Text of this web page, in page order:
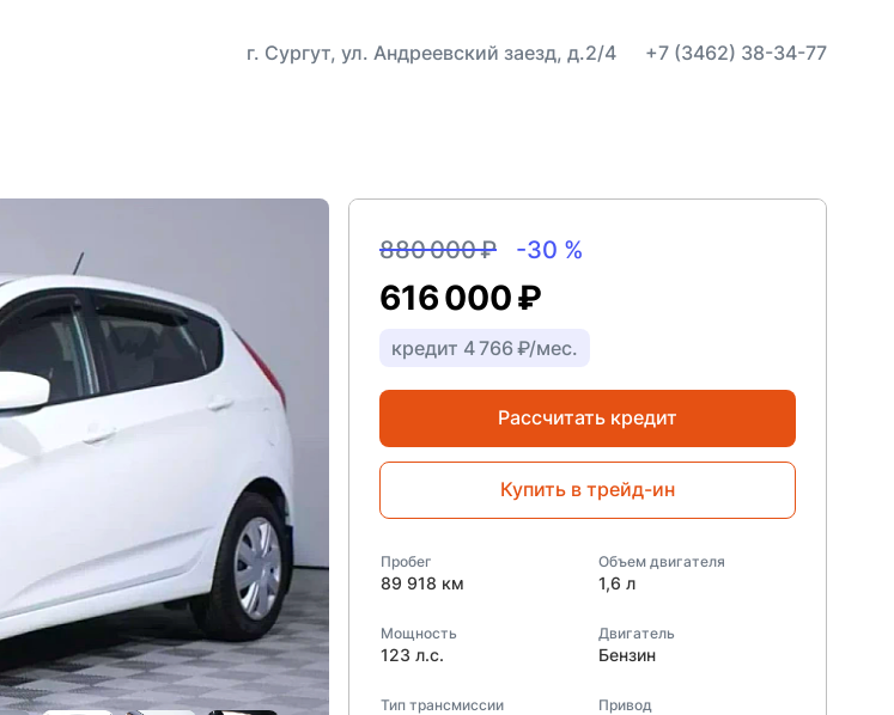
г. Сургут, ул. Андреевский заезд, д.2/4 +7 (3462) 38-34-77
880 000 ₽ -30 %
616 000 ₽
кредит 4 766 ₽/мес.
Рассчитать кредит
Купить в трейд-ин
Пробег
89 918 км
Объем двигателя
1,6 л
Мощность
123 л.с.
Двигатель
Бензин
Тип трансмиссии Привод